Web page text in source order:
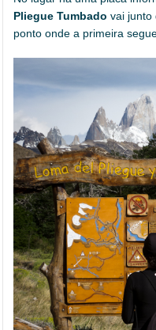
Pliegue Tumbado vai
ponto onde a primeira